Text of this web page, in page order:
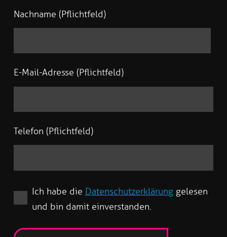
Nachname (Pflichtfeld)
E-Mail-Adresse (Pflichtfeld)
Telefon (Pflichtfeld)
Ich habe die Datenschutzerklärung gelesen
und bin damit einverstanden.